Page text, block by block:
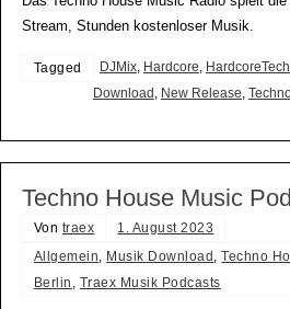
Stream, Stunden kostenloser Musik.
Tagged DJMix, Hardcore,
Download, New Release,
Techno House Music
Von traex
1. August 2023
Allgemein, Musik Download ,Techno
Berlin , Traex Musik Podcasts